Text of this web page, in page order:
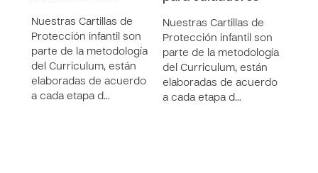
Nuestras Cartillas de
Protección infantil son
parte de la metodología
del Curriculum, están
elaboradas de acuerdo
a cada etapa d…
Nuestras Cartillas de
Protección infantil son
parte de la metodología
del Curriculum, están
elaboradas de acuerdo
a cada etapa d…